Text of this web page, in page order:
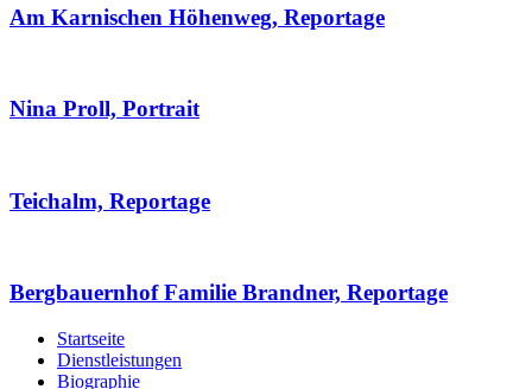
Am Karnischen Höhenweg, Reportage
Nina Proll, Portrait
Teichalm, Reportage
Bergbauernhof Familie Brandner, Reportage
Startseite
Dienstleistungen
Biographie